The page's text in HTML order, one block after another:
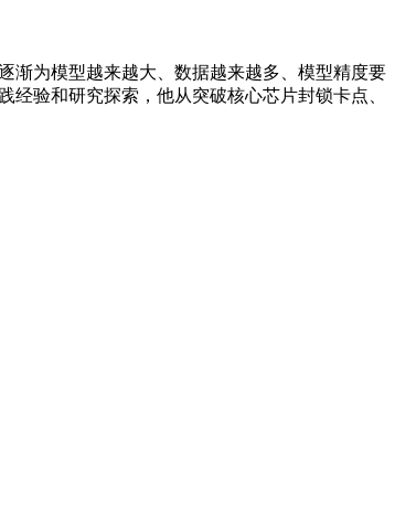
为模型越来越大、数据越来越多、模型精度要
验和研究探索，他从突破核心芯片封锁卡点、